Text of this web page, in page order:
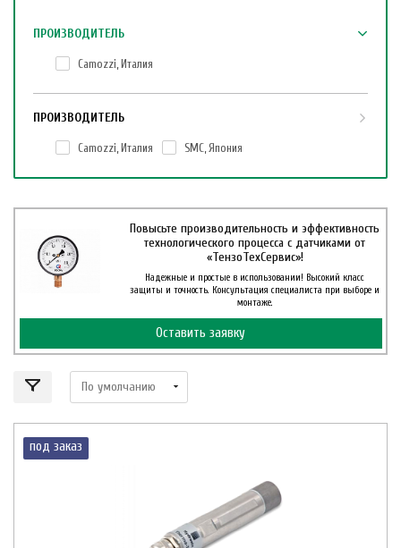
Повысьте производительность и эффективность
технологического процесса с датчиками от
«ТензоТехСервис»!
Надежные и простые в использовании! Высокий класс
защиты и точность. Консультация специалиста при выборе и
монтаже.
Оставить заявку
под заказ
ПРОИЗВОДИТЕЛЬ
Camozzi, Италия
ПРОИЗВОДИТЕЛЬ
Camozzi, Италия SMC, Япония